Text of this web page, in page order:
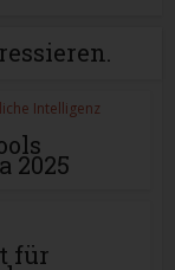
Intelligenz
2025
für